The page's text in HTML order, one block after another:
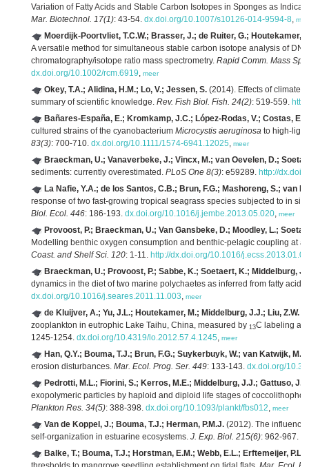
Variation of Fatty Acids and Stable Carbon Isotopes in Sponges as
Mar. Biotechnol. 17(1): 43-54. dx.doi.org/10.1007/s10126-014-9594-8,
Moerdijk-Poortvliet, T.C.W.; Brasser, J.; de Ruiter, G.; Houtekamer,
A versatile method for simultaneous stable carbon isotope analysis of
chromatography/isotope ratio mass spectrometry. Rapid Comm. Mass
dx.doi.org/10.1002/rcm.6919, meer
Okey, T.A.; Alidina, H.M.; Lo, V.; Jessen, S. (2014). Effects of climate
summary of scientific knowledge. Rev. Fish Biol. Fish. 24(2): 519-559.
Bañares-España, E.; Kromkamp, J.C.; López-Rodas, V.; Costas, E.;
cultured strains of the cyanobacterium Microcystis aeruginosa to high-
83(3): 700-710. dx.doi.org/10.1111/1574-6941.12025, meer
Braeckman, U.; Vanaverbeke, J.; Vincx, M.; van Oevelen, D.;
sediments: currently overestimated. PLoS One 8(3): e59289. http://
La Nafie, Y.A.; de los Santos, C.B.; Brun, F.G.; Mashoreng, S.; van
response of two fast-growing tropical seagrass species subjected to in
Biol. Ecol. 446: 186-193. dx.doi.org/10.1016/j.jembe.2013.05.020, meer
Provoost, P.; Braeckman, U.; Van Gansbeke, D.; Moodley, L.;
Modelling benthic oxygen consumption and benthic-pelagic coupling at
Coast. and Shelf Sci. 120: 1-11. http://dx.doi.org/10.1016/
Braeckman, U.; Provoost, P.; Sabbe, K.; Soetaert, K.; Middelburg,
dynamics in the diet of two marine polychaetes as inferred from fatty acid
dx.doi.org/10.1016/j.seares.2011.11.003, meer
de Kluijver, A.; Yu, J.L.; Houtekamer, M.; Middelburg, J.J.; Liu, Z.W.
zooplankton in eutrophic Lake Taihu, China, measured by 13C labeling
1245-1254. dx.doi.org/10.4319/lo.2012.57.4.1245, meer
Han, Q.Y.; Bouma, T.J.; Brun, F.G.; Suykerbuyk, W.; van Katwijk,
erosion disturbances. Mar. Ecol. Prog. Ser. 449: 133-143. dx.doi.org/
Pedrotti, M.L.; Fiorini, S.; Kerros, M.E.; Middelburg, J.J.; Gattuso, J.P.
exopolymeric particles by haploid and diploid life stages of
Plankton Res. 34(5): 388-398. dx.doi.org/10.1093/plankt/fbs012, meer
Van de Koppel, J.; Bouma, T.J.; Herman, P.M.J. (2012). The
self-organization in estuarine ecosystems. J. Exp. Biol. 215(6): 962-967.
Balke, T.; Bouma, T.J.; Horstman, E.M.; Webb, E.L.; Erftemeijer,